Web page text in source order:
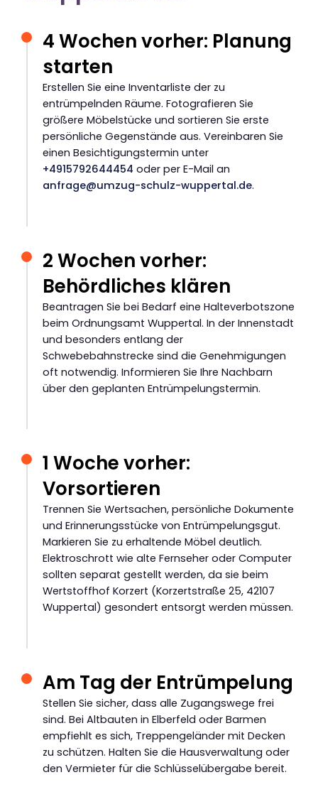
4 Wochen vorher: Planung
starten
Erstellen Sie eine Inventarliste der zu
entrümpelnden Räume. Fotografieren Sie
größere Möbelstücke und sortieren Sie erste
persönliche Gegenstände aus. Vereinbaren Sie
einen Besichtigungstermin unter
+4915792644454 oder per E-Mail an
anfrage@umzug-schulz-wuppertal.de.
2 Wochen vorher:
Behördliches klären
Beantragen Sie bei Bedarf eine Halteverbotszone
beim Ordnungsamt Wuppertal. In der Innenstadt
und besonders entlang der
Schwebebahnstrecke sind die Genehmigungen
oft notwendig. Informieren Sie Ihre Nachbarn
über den geplanten Entrümpelungstermin.
1 Woche vorher:
Vorsortieren
Trennen Sie Wertsachen, persönliche Dokumente
und Erinnerungsstücke von Entrümpelungsgut.
Markieren Sie zu erhaltende Möbel deutlich.
Elektroschrott wie alte Fernseher oder Computer
sollten separat gestellt werden, da sie beim
Wertstoffhof Korzert (Korzertstraße 25, 42107
Wuppertal) gesondert entsorgt werden müssen.
Am Tag der Entrümpelung
Stellen Sie sicher, dass alle Zugangswege frei
sind. Bei Altbauten in Elberfeld oder Barmen
empfiehlt es sich, Treppengeländer mit Decken
zu schützen. Halten Sie die Hausverwaltung oder
den Vermieter für die Schlüsselübergabe bereit.